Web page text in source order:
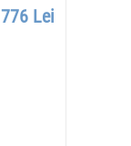
776 Lei